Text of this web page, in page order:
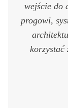
wejście do
progowi,
korzystać